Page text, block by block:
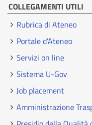
COLLEGAMENTI UTILI
Rubrica di Ateneo
Portale d’Ateneo
Servizi on line
Sistema U-Gov
Job placement
Amministrazione